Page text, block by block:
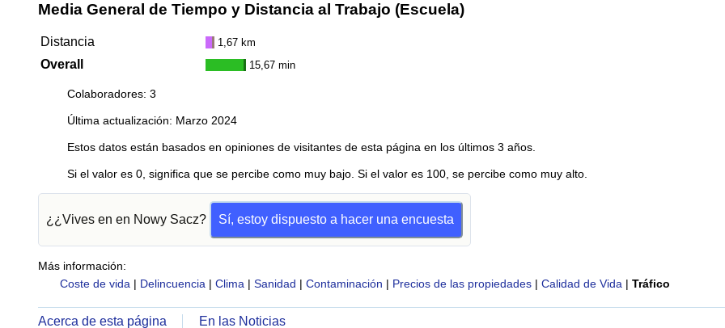
Media General de Tiempo y Distancia al Trabajo (Escuela)
Distancia 1,67 km
Overall 15,67 min
Colaboradores: 3
Última actualización: Marzo 2024
Estos datos están basados en opiniones de visitantes de esta página en los últimos 3 años.
Si el valor es 0, significa que se percibe como muy bajo. Si el valor es 100, se percibe como muy alto.
¿¿Vives en en Nowy Sacz? Sí, estoy dispuesto a hacer una encuesta
Más información:
Coste de vida | Delincuencia | Clima | Sanidad | Contaminación | Precios de las propiedades | Calidad de Vida | Tráfico
Acerca de esta página En las Noticias